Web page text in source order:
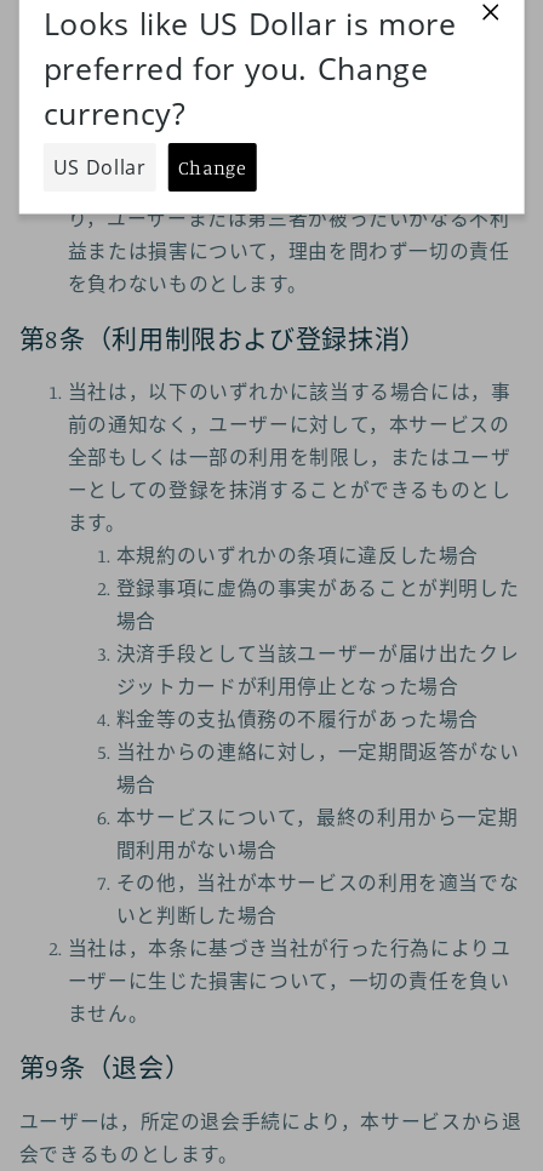
った場合
コンピュータまたは通信回線等が事故により
その他，当社が本サービスの提供が困難と判
断した場合
当社は，本サービスの提供の停止または中断によ
り，ユーザーまたは第三者が被ったいかなる不利
益または損害について，理由を問わず一切の責任
を負わないものとします。
第8条（利用制限および登録抹消）
当社は，以下のいずれかに該当する場合には，事
前の通知なく，ユーザーに対して，本サービスの
全部もしくは一部の利用を制限し，またはユーザ
ーとしての登録を抹消することができるものとし
ます。
本規約のいずれかの条項に違反した場合
登録事項に虚偽の事実があることが判明した
場合
決済手段として当該ユーザーが届け出たクレ
ジットカードが利用停止となった場合
料金等の支払債務の不履行があった場合
当社からの連絡に対し，一定期間返答がない
場合
本サービスについて，最終の利用から一定期
間利用がない場合
その他，当社が本サービスの利用を適当でな
いと判断した場合
当社は，本条に基づき当社が行った行為によりユ
ーザーに生じた損害について，一切の責任を負い
ません。
第9条（退会）
ユーザーは，所定の退会手続により，本サービスから退
会できるものとします。